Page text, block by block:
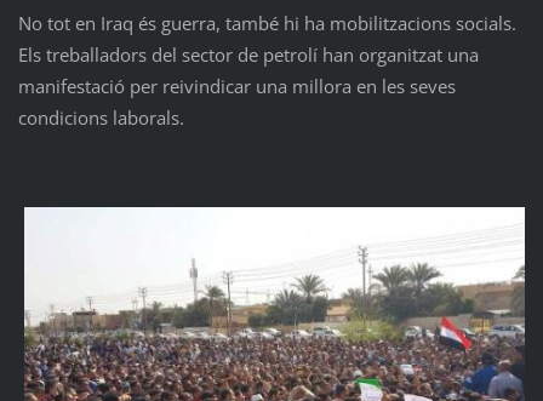
No tot en Iraq és guerra, també hi ha mobilitzacions socials.
Els treballadors del sector de petrolí han organitzat una
manifestació per reivindicar una millora en les seves
condicions laborals.